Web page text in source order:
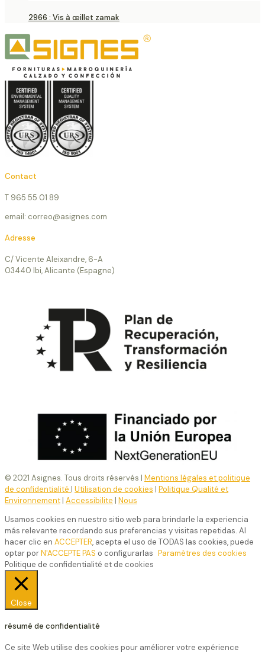
2966 : Vis à œillet zamak
Contact
T 965 55 01 89
email: correo@asignes.com
Adresse
C/ Vicente Aleixandre, 6-A
03440 Ibi, Alicante (Espagne)
© 2021 Asignes. Tous droits réservés | Mentions légales et politique
de confidentialité | Utilisation de cookies | Politique Qualité et
Environnement| Accessibilite | Nous
Usamos cookies en nuestro sitio web para brindarle la experiencia
más relevante recordando sus preferencias y visitas repetidas. Al
hacer clic en ACCEPTER, acepta el uso de TODAS las cookies, puede
optar porN'ACCEPTE PAS o configurarlas Paramètres des cookies
Politique de confidentialité et de cookies
Close
résumé de confidentialité
Ce site Web utilise des cookies pour améliorer votre expérience